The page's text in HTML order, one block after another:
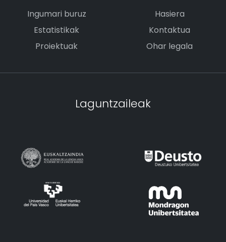
Ingumari buruz
Estatistikak
Proiektuak
Hasiera
Kontaktua
Ohar legala
Laguntzaileak